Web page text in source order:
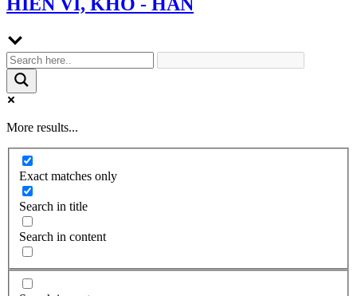
More results...
Exact matches only
Search in title
Search in content